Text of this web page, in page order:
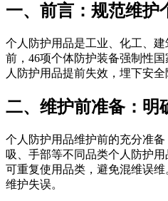
一、前言：规范维护
个人防护用品是工业、化工、
前，46项个体防护装备强制性
人防护用品提前失效，埋下安全
二、维护前准备：明
个人防护用品维护前的充分准
吸、手部等不同品类个人防护
可重复使用品类，避免混维误
维护失误。